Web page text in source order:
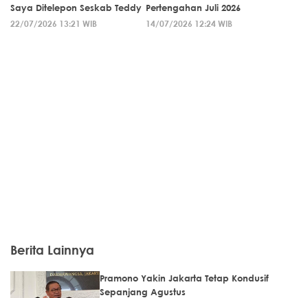
Saya Ditelepon Seskab Teddy
22/07/2026 13:21 WIB
Pertengahan Juli 2026
14/07/2026 12:24 WIB
Berita Lainnya
Pramono Yakin Jakarta Tetap Kondusif
Sepanjang Agustus